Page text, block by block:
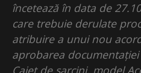
încetează în data de
care trebuie derulate
atribuire a unui nou
aprobarea
Caiet de sarcini, model